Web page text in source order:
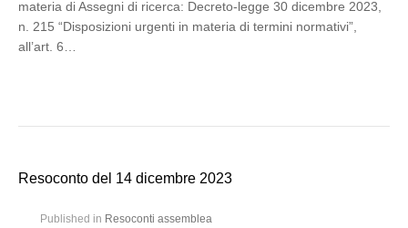
materia di Assegni di ricerca: Decreto-legge 30 dicembre 2023,
n. 215 “Disposizioni urgenti in materia di termini normativi”,
all’art. 6…
Resoconto del 14 dicembre 2023
Published in Resoconti assemblea